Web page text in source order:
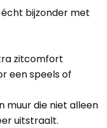
bijzonder met
zitcomfort
een speels of
muur die niet alleen
uitstraalt.